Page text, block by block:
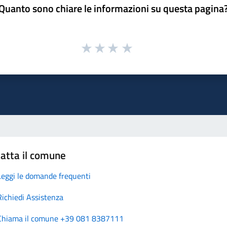
sono chiare le informazioni su questa
il comune
le domande frequenti
Assistenza
il comune +39 081 8387111